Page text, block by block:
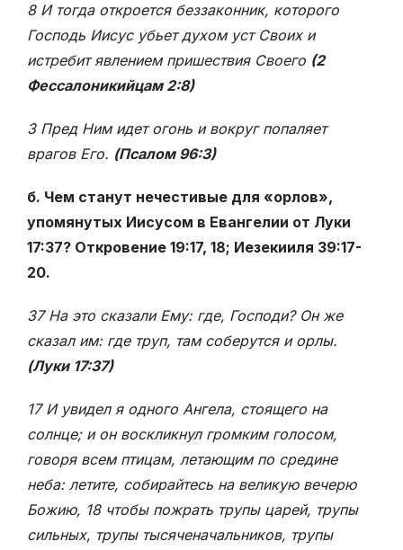
8 И тогда откроется беззаконник, которого
Господь Иисус убьет духом уст Своих и
истребит явлением пришествия Своего (2
Фессалоникийцам 2:8)
3 Пред Ним идет огонь и вокруг попаляет
врагов Его. (Псалом 96:3)
б. Чем станут нечестивые для «орлов»,
упомянутых Иисусом в Евангелии от Луки
17:37? Откровение 19:17, 18; Иезекииля 39:17-
20.
37 На это сказали Ему: где, Господи? Он же
сказал им: где труп, там соберутся и орлы.
(Луки 17:37)
17 И увидел я одного Ангела, стоящего на
солнце; и он воскликнул громким голосом,
говоря всем птицам, летающим по средине
неба: летите, собирайтесь на великую вечерю
Божию, 18 чтобы пожрать трупы царей, трупы
сильных, трупы тысяченачальников, трупы